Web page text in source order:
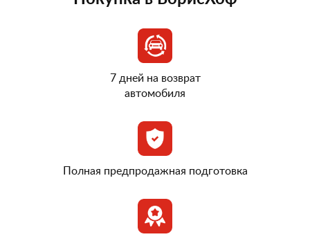
7 дней на возврат
автомобиля
Полная предпродажная подготовка